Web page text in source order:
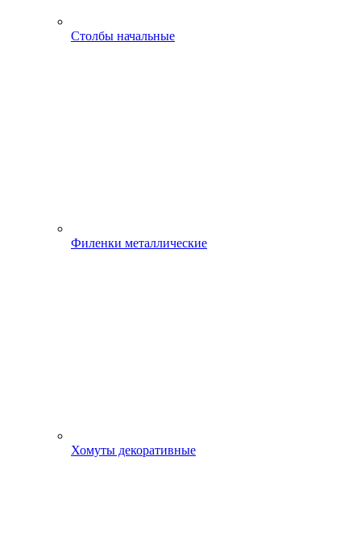
Столбы начальные
Филенки металлические
Хомуты декоративные